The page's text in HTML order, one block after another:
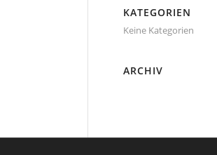
KATEGORIEN
Keine Kategorien
ARCHIV